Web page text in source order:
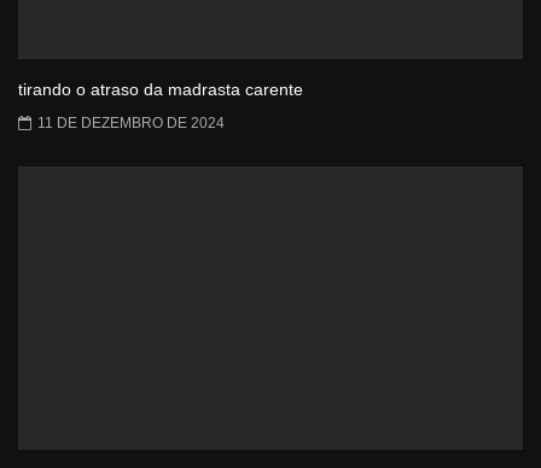
tirando o atraso da madrasta carente
11 DE DEZEMBRO DE 2024